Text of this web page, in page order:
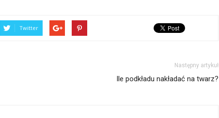
Twitter
Następny artykuł
Ile podkładu nakładać na twarz?